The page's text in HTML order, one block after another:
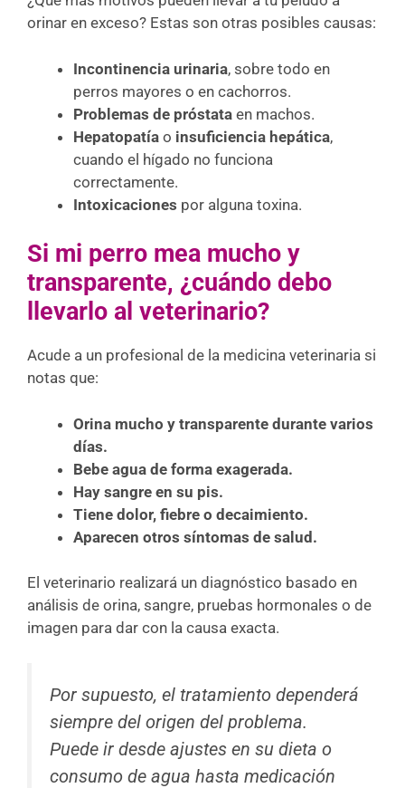
orinar en exceso? Estas son otras posibles causas:
Incontinencia urinaria, sobre todo en
perros mayores o en cachorros.
Problemas de próstata en machos.
Hepatopatía o insuficiencia hepática,
cuando el hígado no funciona
correctamente.
Intoxicaciones por alguna toxina.
Si mi perro mea mucho y
transparente, ¿cuándo debo
llevarlo al veterinario?
Acude a un profesional de la medicina veterinaria si
notas que:
Orina mucho y transparente durante varios
días.
Bebe agua de forma exagerada.
Hay sangre en su pis.
Tiene dolor, fiebre o decaimiento.
Aparecen otros síntomas de salud.
El veterinario realizará un diagnóstico basado en
análisis de orina, sangre, pruebas hormonales o de
imagen para dar con la causa exacta.
Por supuesto, el tratamiento dependerá
siempre del origen del problema.
Puede ir desde ajustes en su dieta o
consumo de agua hasta medicación